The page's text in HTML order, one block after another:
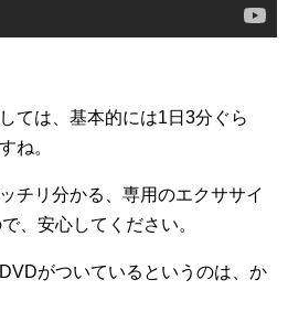
ては、基本的には1日3分ぐら
ね。
チリ分かる、専用のエクササイ
、安心してください。
がついているというのは、か